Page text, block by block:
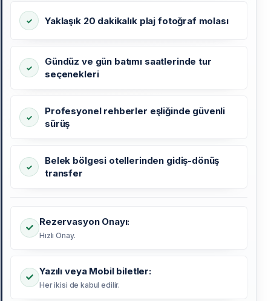
Yaklaşık 20 dakikalık plaj fotoğraf molası
Gündüz ve gün batımı saatlerinde tur
seçenekleri
Profesyonel rehberler eşliğinde güvenli
sürüş
Belek bölgesi otellerinden gidiş-dönüş
transfer
Rezervasyon Onayı:
Hızlı Onay.
Yazılı veya Mobil biletler:
Her ikisi de kabul edilir.